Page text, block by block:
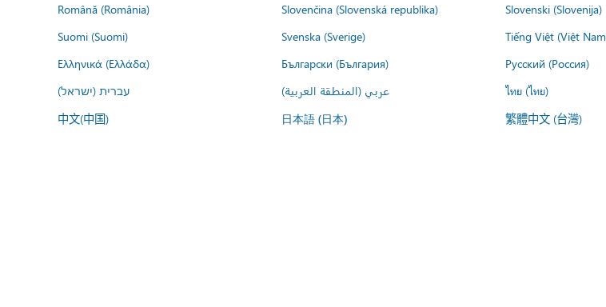
Română (România)
Slovenčina (Slovenská republika) Slovenski (Slovenija)
Suomi (Suomi)
Svenska (Sverige) Tiếng Việt (Việt
Ελληνικά (Ελλάδα)
Български (България) Русский (Россия)
עברית (ישראל)
عربي (المنطقة العربية) ไทย (ไทย)
中文(中国) 日本語 (日本) 繁體中文 (台灣)